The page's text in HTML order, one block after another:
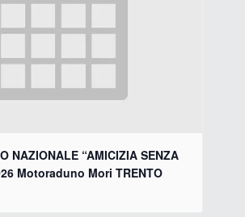
NAZIONALE “AMICIZIA SENZA
Motoraduno Mori TRENTO